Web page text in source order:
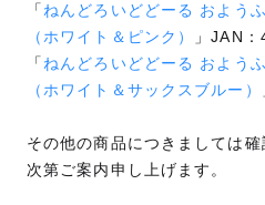
「 ねんどろいどどーる およう
（ホワイト＆ピンク）
」JAN
「 ねんどろいどどーる およう
（ホワイト＆サックスブルー）
その他の商品につきましては
次第ご案内申し上げます。